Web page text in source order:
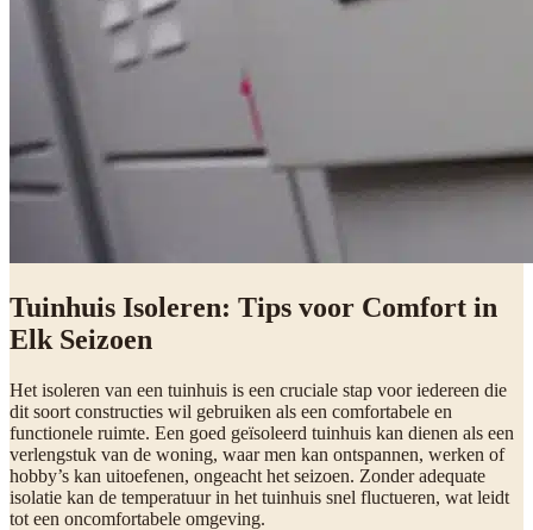
Tuinhuis Isoleren: Tips voor Comfort in
Elk Seizoen
Het isoleren van een tuinhuis is een cruciale stap voor iedereen die
dit soort constructies wil gebruiken als een comfortabele en
functionele ruimte. Een goed geïsoleerd tuinhuis kan dienen als een
verlengstuk van de woning, waar men kan ontspannen, werken of
hobby’s kan uitoefenen, ongeacht het seizoen. Zonder adequate
isolatie kan de temperatuur in het tuinhuis snel fluctueren, wat leidt
tot een oncomfortabele omgeving.